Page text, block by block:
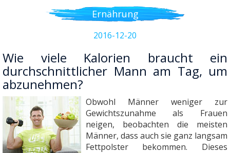
Ernährung
2016-12-20
Wie viele Kalorien braucht ein
durchschnittlicher Mann am Tag, um
abzunehmen?
Obwohl Männer weniger zur
Gewichtszunahme als Frauen
neigen, beobachten die meisten
Männer, dass auch sie ganz langsam
Fettpolster bekommen. Dieses